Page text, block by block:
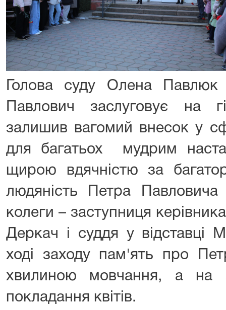
Голова суду Олена
Павлович заслуговує на
залишив вагомий внесок у
для багатьох мудрим
щирою вдячністю за
людяність Петра
колеги – заступниця
Деркач і суддя у відставці
ході заходу пам'ять про
хвилиною мовчання, а на
покладання квітів.